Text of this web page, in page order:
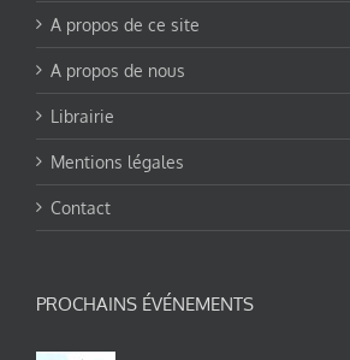
A propos de ce site
A propos de nous
Librairie
Mentions légales
Contact
PROCHAINS ÉVÉNEMENTS